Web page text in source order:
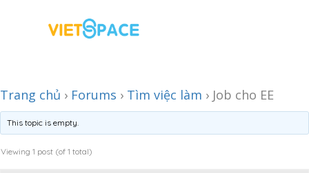
Trang chủ › Forums › Tìm việc làm › Job cho EE
This topic is empty.
Viewing 1 post (of 1 total)